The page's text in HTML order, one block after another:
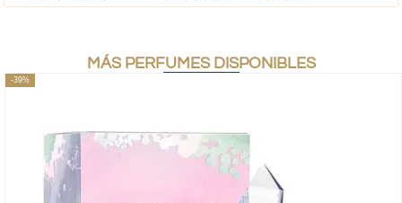
MÁS PERFUMES DISPONIBLES
-39%